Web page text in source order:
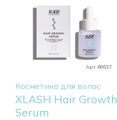
Арт. 66637
Косметика для волос
XLASH Hair Growth
Serum